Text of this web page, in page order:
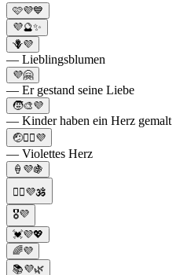
🩷💜💙
💜🔮✨
🪻💜
— Lieblingsblumen
💜🤗
— Er gestand seine Liebe
🧒🎨💜
— Kinder haben ein Herz gemalt
🤕👨‍✈️💜
— Violettes Herz
🍦💜🍇
🧘‍♀️💜🕉️
🎖💜
💓💜💖
🌈💜
📚💜🌿